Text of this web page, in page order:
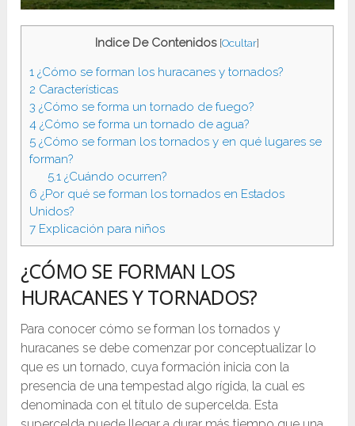
Indice De Contenidos [Ocultar]
1 ¿Cómo se forman los huracanes y tornados?
2 Características
3 ¿Cómo se forma un tornado de fuego?
4 ¿Cómo se forma un tornado de agua?
5 ¿Cómo se forman los tornados y en qué lugares se
forman?
5.1¿Cuándo ocurren?
6 ¿Por qué se forman los tornados en Estados
Unidos?
7 Explicación para niños
¿CÓMO SE FORMAN LOS
HURACANES Y TORNADOS?
Para conocer cómo se forman los tornados y
huracanes se debe comenzar por conceptualizar lo
que es un tornado, cuya formación inicia con la
presencia de una tempestad algo rígida, la cual es
denominada con el título de supercelda. Esta